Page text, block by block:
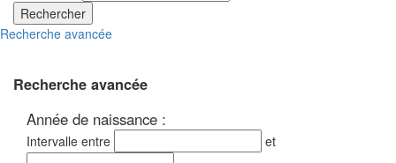
Rechercher
Recherche avancée
Recherche avancée
Année de naissance :
Intervalle entre et